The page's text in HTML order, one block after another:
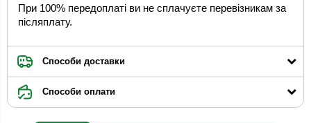
При 100% передоплаті ви не сплачуєте перевізникам за
післяплату.
Способи доставки
Способи оплати